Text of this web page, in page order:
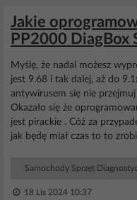
Jakie
PP2000 DiagBox
Myślę, że nadal możesz
jest 9.68 i tak dalej, aż do
antywirusem się nie
Okazało się że
jest pirackie . Cóż za
jak będę miał czas to to
Samochody Sprzęt
18 Lis 2024 10:37